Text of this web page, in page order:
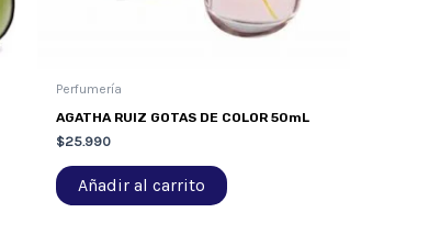
Perfumería
AGATHA RUIZ GOTAS DE COLOR 50mL
$25.990
Añadir al carrito